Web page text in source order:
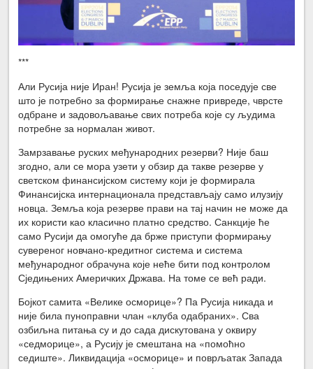
***
Али Русија није Иран! Русија је земља која поседује све
што је потребно за формирање снажне привреде, чврсте
одбране и задовољавање свих потреба које су људима
потребне за нормалан живот.
Замрзавање руских међународних резерви? Није баш
згодно, али се мора узети у обзир да такве резерве у
светском финансијском систему који је формирала
Финансијска интернационала представљају само илузију
новца. Земља која резерве прави на тај начин не може да
их користи као класично платно средство. Санкције ће
само Русији да омогуће да брже приступи формирању
сувереног новчано-кредитног система и система
међународног обрачуна које неће бити под контролом
Сједињених Америчких Држава. На томе се већ ради.
Бојкот самита «Велике осморице»? Па Русија никада и
није била пуноправни члан «клуба одабраних». Сва
озбиљна питања су и до сада дискутована у оквиру
«седморице», а Русију је смештана на «помоћно
седиште». Ликвидација «осморице» и поврљатак Запада